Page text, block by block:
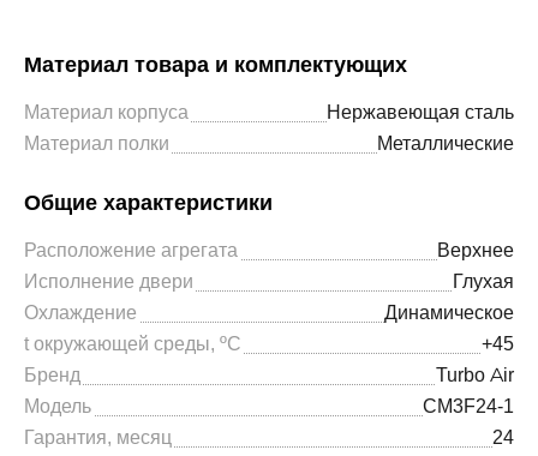
Материал товара и комплектующих
Материал корпуса
Нержавеющая сталь
Материал полки
Металлические
Общие характеристики
Расположение агрегата
Верхнее
Исполнение двери
Глухая
Охлаждение
Динамическое
t окружающей среды, ºС
+45
Бренд
Turbo Air
Модель
CM3F24-1
Гарантия, месяц
24